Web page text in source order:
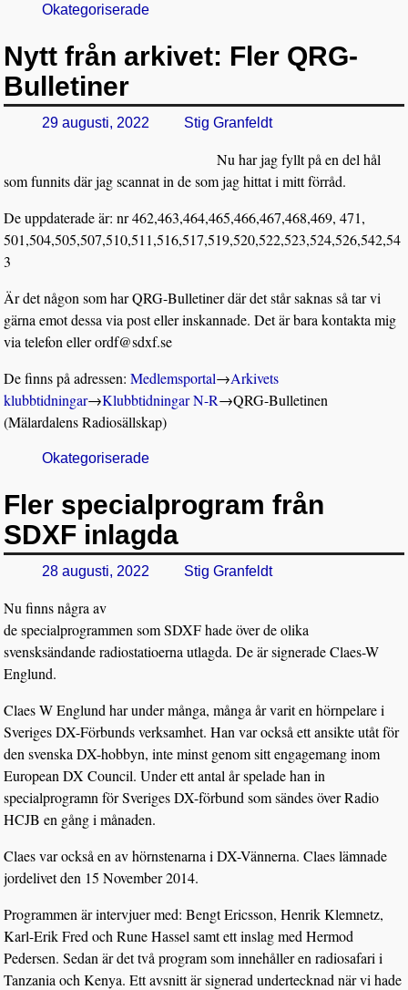
Okategoriserade
Nytt från arkivet: Fler QRG-
Bulletiner
29 augusti, 2022 Stig Granfeldt
Nu har jag fyllt på en del hål
som funnits där jag scannat in de som jag hittat i mitt förråd.
De uppdaterade är: nr 462,463,464,465,466,467,468,469, 471,
501,504,505,507,510,511,516,517,519,520,522,523,524,526,542,54
3
Är det någon som har QRG-Bulletiner där det står saknas så tar vi
gärna emot dessa via post eller inskannade. Det är bara kontakta mig
via telefon eller ordf@sdxf.se
De finns på adressen:Medlemsportal→Arkivets
klubbtidningar→Klubbtidningar N-R→QRG-Bulletinen
(Mälardalens Radiosällskap)
Okategoriserade
Fler specialprogram från
SDXF inlagda
28 augusti, 2022 Stig Granfeldt
Nu finns några av
de specialprogrammen som SDXF hade över de olika
svensksändande radiostatioerna utlagda. De är signerade Claes-W
Englund.
Claes W Englund har under många, många år varit en hörnpelare i
Sveriges DX-Förbunds verksamhet. Han var också ett ansikte utåt för
den svenska DX-hobbyn, inte minst genom sitt engagemang inom
European DX Council. Under ett antal år spelade han in
specialprogramn för Sveriges DX-förbund som sändes över Radio
HCJB en gång i månaden.
Claes var också en av hörnstenarna i DX-Vännerna. Claes lämnade
jordelivet den 15 November 2014.
Programmen är intervjuer med: Bengt Ericsson, Henrik Klemnetz,
Karl-Erik Fred och Rune Hassel samt ett inslag med Hermod
Pedersen. Sedan är det två program som innehåller en radiosafari i
Tanzania och Kenya. Ett avsnitt är signerad undertecknad när vi hade